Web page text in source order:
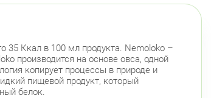
35 Ккал в 100 мл продукта. Nemoloko –
производится на основе овса, одной
копирует процессы в природе и
пищевой продукт, который
белок.